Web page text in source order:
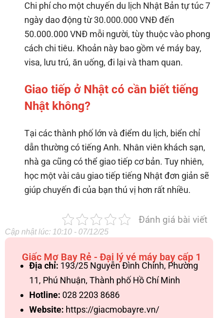
Chi phí cho một chuyến du lịch Nhật Bản tự túc 7
ngày dao động từ 30.000.000 VNĐ đến
50.000.000 VNĐ mỗi người, tùy thuộc vào phong
cách chi tiêu. Khoản này bao gồm vé máy bay,
visa, lưu trú, ăn uống, đi lại và tham quan.
Giao tiếp ở Nhật có cần biết tiếng
Nhật không?
Tại các thành phố lớn và điểm du lịch, biển chỉ
dẫn thường có tiếng Anh. Nhân viên khách sạn,
nhà ga cũng có thể giao tiếp cơ bản. Tuy nhiên,
học một vài câu giao tiếp tiếng Nhật đơn giản sẽ
giúp chuyến đi của bạn thú vị hơn rất nhiều.
Đánh giá bài viết
Cập nhật lúc: 10:10 - 07/12/25
Giấc Mơ Bay Rẻ - Đại lý vé máy bay cấp 1
Địa chỉ: 193/25 Nguyễn Đình Chính, Phường
11, Phú Nhuận, Thành phố Hồ Chí Minh
Hotline: 028 2203 8686
Website: https://giacmobayre.vn/